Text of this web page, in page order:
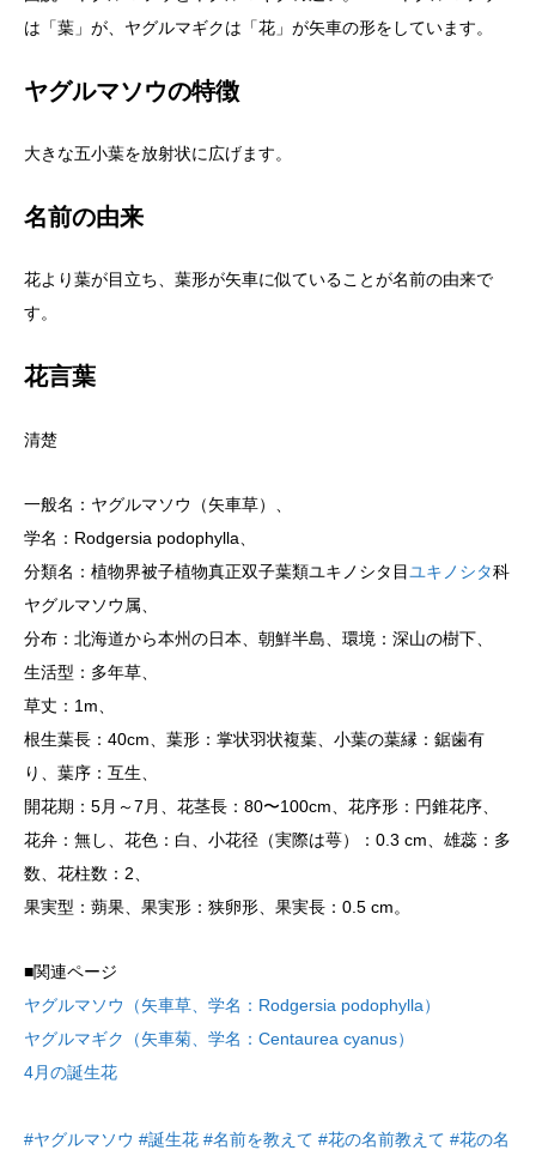
は「葉」が、ヤグルマギクは「花」が矢車の形をしています。
ヤグルマソウの特徴
大きな五小葉を放射状に広げます。
名前の由来
花より葉が目立ち、葉形が矢車に似ていることが名前の由来で
す。
花言葉
清楚
一般名：ヤグルマソウ（矢車草）、
学名：Rodgersia podophylla、
分類名：植物界被子植物真正双子葉類ユキノシタ目ユキノシタ科
ヤグルマソウ属、
分布：北海道から本州の日本、朝鮮半島、環境：深山の樹下、
生活型：多年草、
草丈：1m、
根生葉長：40cm、葉形：掌状羽状複葉、小葉の葉縁：鋸歯有
り、葉序：互生、
開花期：5月～7月、花茎長：80〜100cm、花序形：円錐花序、
花弁：無し、花色：白、小花径（実際は萼）：0.3 cm、雄蕊：多
数、花柱数：2、
果実型：蒴果、果実形：狭卵形、果実長：0.5 cm。
■関連ページ
ヤグルマソウ（矢車草、学名：Rodgersia podophylla）
ヤグルマギク（矢車菊、学名：Centaurea cyanus）
4月の誕生花
#ヤグルマソウ #誕生花 #名前を教えて #花の名前教えて #花の名